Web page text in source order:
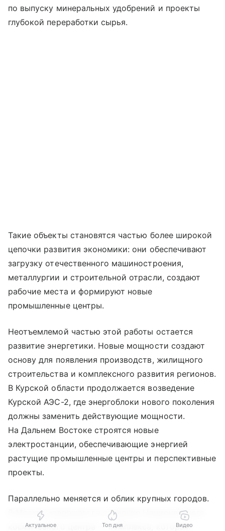
по выпуску минеральных удобрений и проекты
глубокой переработки сырья.
Такие объекты становятся частью более широкой
цепочки развития экономики: они обеспечивают
загрузку отечественного машиностроения,
металлургии и строительной отрасли, создают
рабочие места и формируют новые
промышленные центры.
Неотъемлемой частью этой работы остается
развитие энергетики. Новые мощности создают
основу для появления производств, жилищного
строительства и комплексного развития регионов.
В Курской области продолжается возведение
Курской АЭС-2, где энергоблоки нового поколения
должны заменить действующие мощности.
На Дальнем Востоке строятся новые
электростанции, обеспечивающие энергией
растущие промышленные центры и перспективные
проекты.
Параллельно меняется и облик крупных городов.
В Москве завершается создание Национального
космического центра — комплекса, который
Актуальное Топ дня Видео